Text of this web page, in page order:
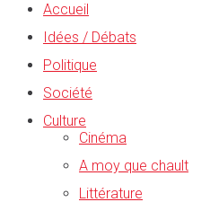
Accueil
Idées / Débats
Politique
Société
Culture
Cinéma
A moy que chault
Littérature